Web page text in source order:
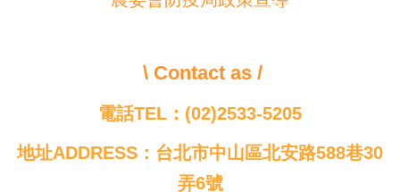
\ Contact as /
電話TEL：(02)2533-5205
地址ADDRESS：台北市中山區北安路588巷30
弄6號